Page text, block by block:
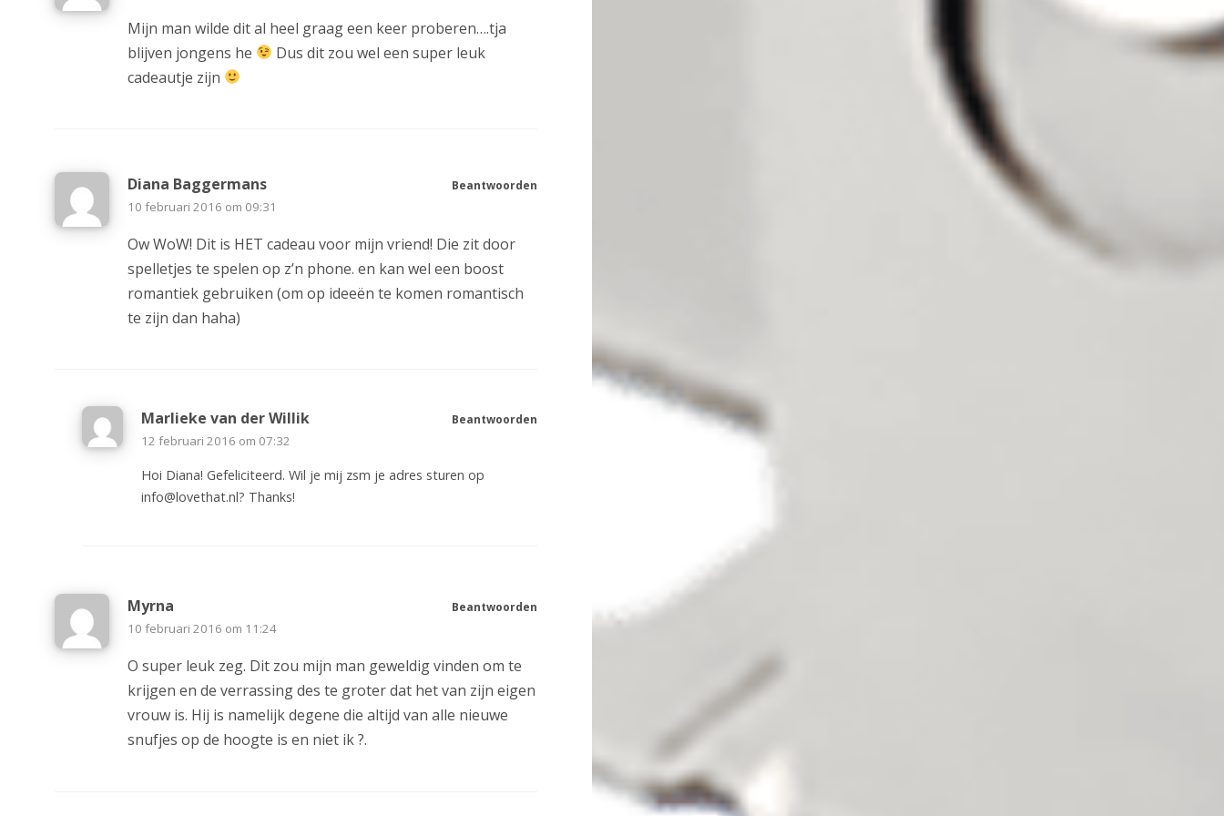
Mijn man wilde dit al heel graag een keer proberen….tja
blijven jongens he
Dus dit zou wel een super leuk
cadeautje zijn
Diana Baggermans
10 februari 2016 om 09:31
Ow WoW! Dit is HET cadeau voor mijn vriend! Die zit door
spelletjes te spelen op z’n phone. en kan wel een boost
romantiek gebruiken (om op ideeën te komen romantisch
te zijn dan haha)
Beantwoorden
Marlieke van der Willik
12 februari 2016 om 07:32
Hoi Diana! Gefeliciteerd. Wil je mij zsm je adres sturen op
info@lovethat.nl? Thanks!
Beantwoorden
Myrna
10 februari 2016 om 11:24
O super leuk zeg. Dit zou mijn man geweldig vinden om te
krijgen en de verrassing des te groter dat het van zijn eigen
vrouw is. Hij is namelijk degene die altijd van alle nieuwe
snufjes op de hoogte is en niet ik ?.
Beantwoorden